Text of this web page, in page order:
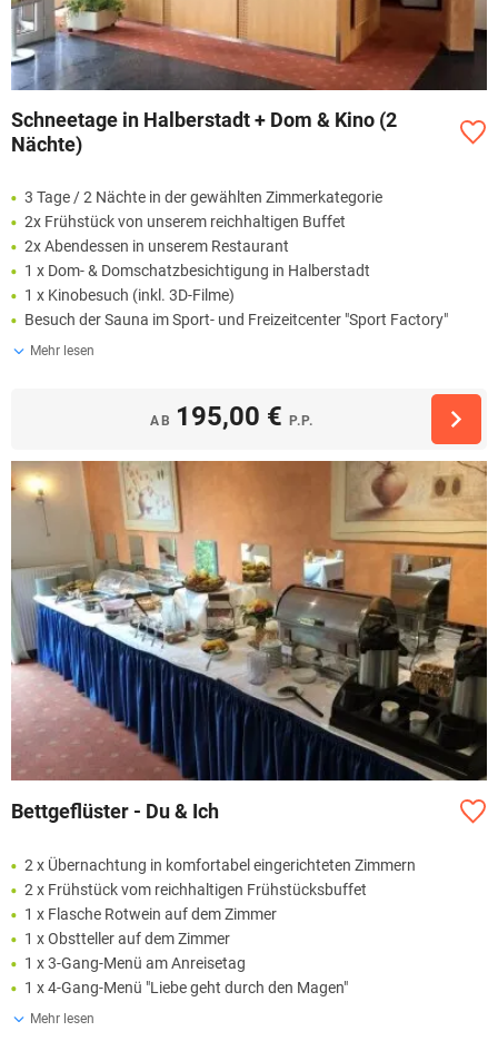
Schneetage in Halberstadt + Dom & Kino (2
Nächte)
3 Tage / 2 Nächte in der gewählten Zimmerkategorie
2x Frühstück von unserem reichhaltigen Buffet
2x Abendessen in unserem Restaurant
1 x Dom- & Domschatzbesichtigung in Halberstadt
1 x Kinobesuch (inkl. 3D-Filme)
Besuch der Sauna im Sport- und Freizeitcenter "Sport Factory"
Mehr lesen
AB 195,00 € P.P.
Bettgeflüster - Du & Ich
2 x Übernachtung in komfortabel eingerichteten Zimmern
2 x Frühstück vom reichhaltigen Frühstücksbuffet
1 x Flasche Rotwein auf dem Zimmer
1 x Obstteller auf dem Zimmer
1 x 3-Gang-Menü am Anreisetag
1 x 4-Gang-Menü "Liebe geht durch den Magen"
Mehr lesen